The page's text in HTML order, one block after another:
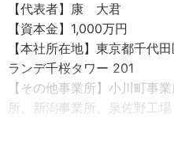
【代表者】康 大君
【資本金】1,000万円
【本社所在地】東京都千代
ランデ千桜タワー 201
【その他事業所】小川町事
所、新潟事業所、泉佐野工場